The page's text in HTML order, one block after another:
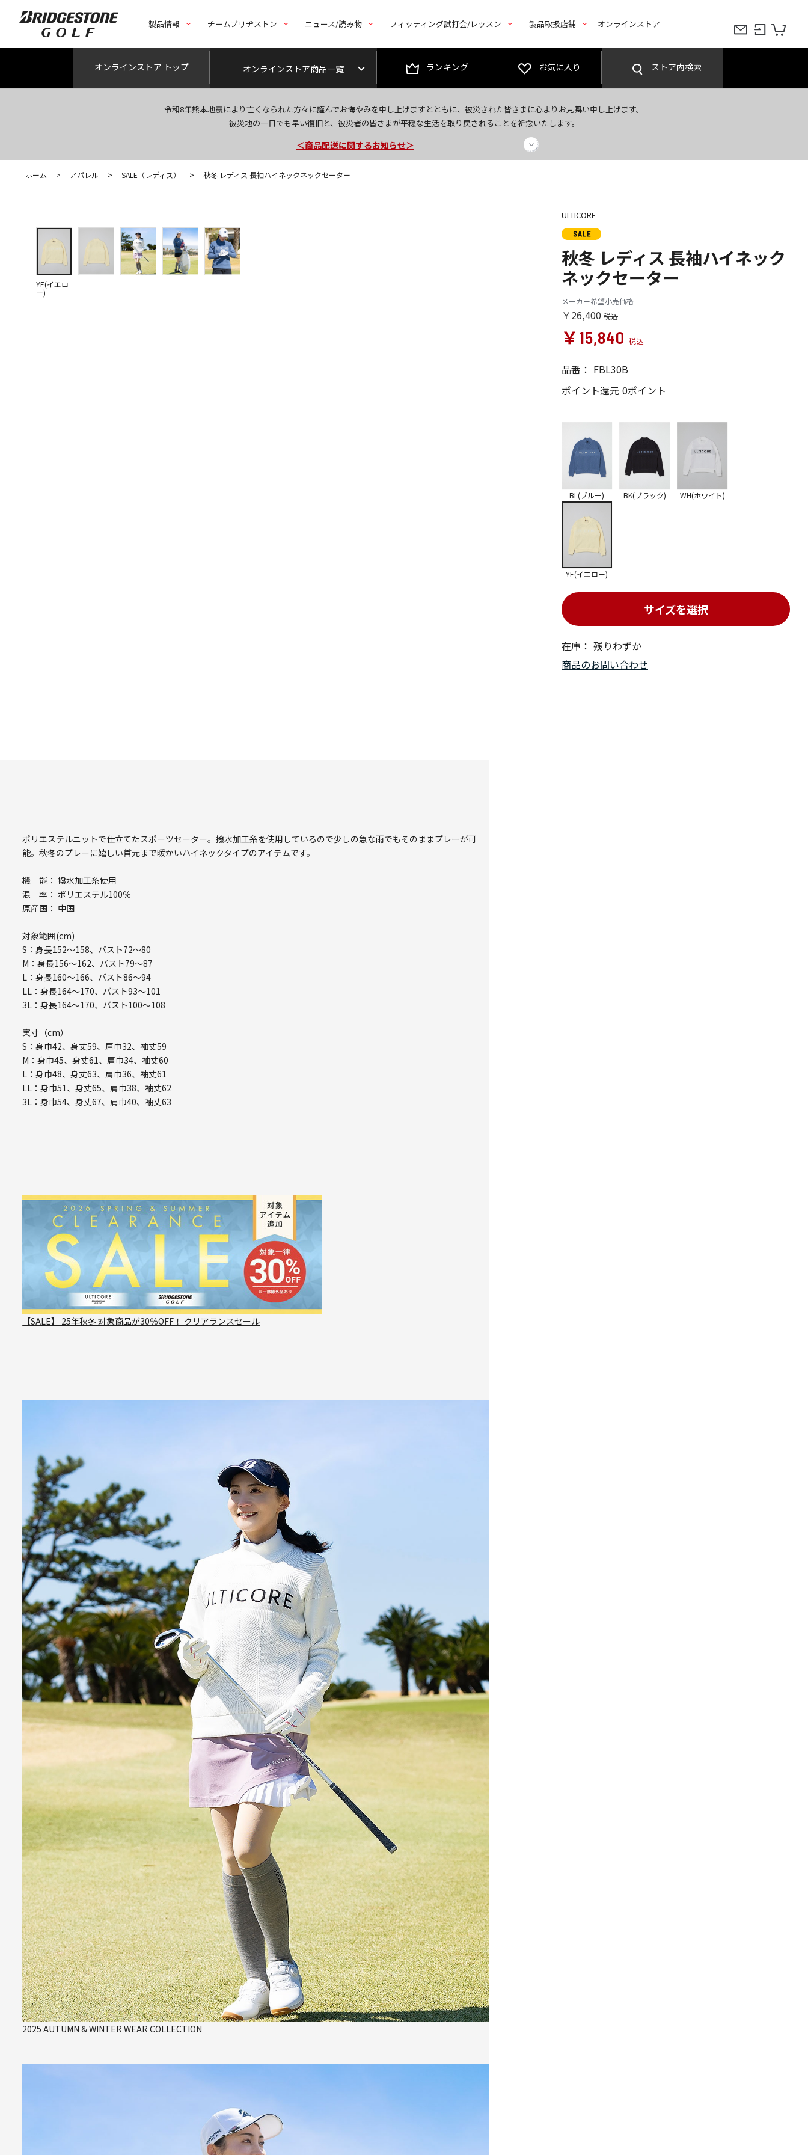
製品情報 チームブリヂストン ニュース/読み物 フィッティング試打会/レッスン 製品取扱店舗 オンラインストア
オンラインストア トップ オンラインストア商品一覧 ランキング お気に入り ストア内検索
令和8年熊本地震により亡くなられた方々に謹んでお悔やみを申し上げますとともに、被災された皆さまに心よりお見舞い申し上げます。
被災地の一日でも早い復旧と、被災者の皆さまが平穏な生活を取り戻されることを祈念いたします。
今なら新規会員登録で1,000円OFFクーポンプレゼント！
＜商品配送に関するお知らせ＞
＜夏季休暇中のご注文・発送・お問い合わせ＞
ホーム > アパレル > SALE（レディス） > 秋冬 レディス 長袖ハイネックネックセーター
YE(イエロ
ー)
ULTICORE
秋冬 レディス 長袖ハイネック
ネックセーター
メーカー希望小売価格
￥26,400
￥15,840
品番： FBL30B
ポイント還元 0ポイント
在庫： 残りわずか
サイズを選択
BL(ブルー) BK(ブラック) WH(ホワイト)
YE(イエロー)
商品のお問い合わせ
ポリエステルニットで仕立てたスポーツセーター。撥水加工糸を使用しているので少しの急な雨でもそのままプレーが可
能。秋冬のプレーに嬉しい首元まで暖かいハイネックタイプのアイテムです。
機 能： 撥水加工糸使用
混 率： ポリエステル100％
原産国： 中国
対象範囲(cm)
S：身長152～158、バスト72～80
M：身長156～162、バスト79～87
L：身長160～166、バスト86～94
LL：身長164～170、バスト93～101
3L：身長164～170、バスト100～108
実寸（cm）
S：身巾42、身丈59、肩巾32、袖丈59
M：身巾45、身丈61、肩巾34、袖丈60
L：身巾48、身丈63、肩巾36、袖丈61
LL：身巾51、身丈65、肩巾38、袖丈62
3L：身巾54、身丈67、肩巾40、袖丈63
【SALE】 25年秋冬 対象商品が30％OFF！ クリアランスセール
2025 AUTUMN & WINTER WEAR COLLECTION